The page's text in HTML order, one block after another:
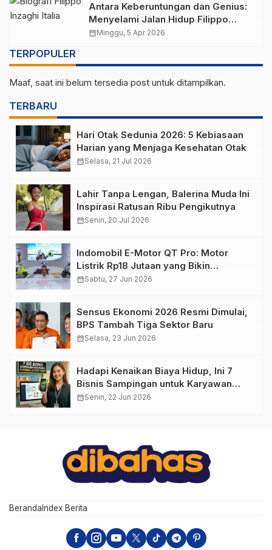
Antara Keberuntungan dan Genius:
Menyelami Jalan Hidup Filippo
Inzaghi
calendar_monthMinggu, 5 Apr 2026
TERPOPULER
Maaf, saat ini belum tersedia post untuk ditampilkan.
TERBARU
Hari Otak Sedunia 2026: 5 Kebiasaan
Harian yang Menjaga Kesehatan Otak
calendar_monthSelasa, 21 Jul 2026
Lahir Tanpa Lengan, Balerina Muda Ini
Inspirasi Ratusan Ribu Pengikutnya
calendar_monthSenin, 20 Jul 2026
Indomobil E-Motor QT Pro: Motor
Listrik Rp18 Jutaan yang Bikin
Penasaran
calendar_monthSabtu, 27 Jun 2026
Sensus Ekonomi 2026 Resmi Dimulai,
BPS Tambah Tiga Sektor Baru
calendar_monthSelasa, 23 Jun 2026
Hadapi Kenaikan Biaya Hidup, Ini 7
Bisnis Sampingan untuk Karyawan
yang Waktunya Sempit
calendar_monthSenin, 22 Jun 2026
Beranda Index Berita